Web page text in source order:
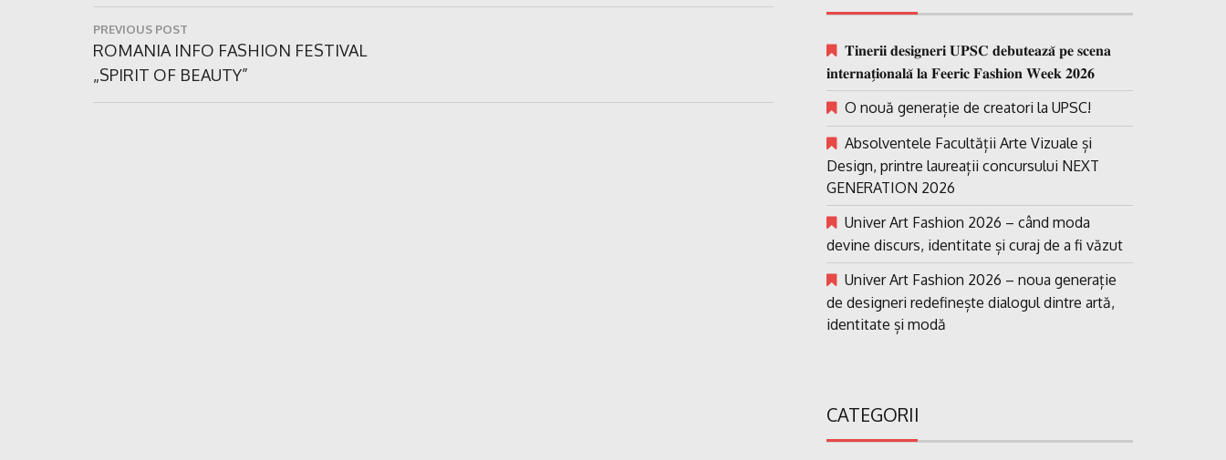
Navigare
în
articole
PREVIOUS POST
Previous
Post:
ROMANIA INFO FASHION FESTIVAL
„SPIRIT OF BEAUTY”
𝐓𝐢𝐧𝐞𝐫𝐢𝐢 𝐝𝐞𝐬𝐢𝐠𝐧𝐞𝐫𝐢 𝐔𝐏𝐒𝐂 𝐝𝐞𝐛𝐮𝐭𝐞𝐚𝐳𝐚̆ 𝐩𝐞 𝐬𝐜𝐞𝐧𝐚
𝐢𝐧𝐭𝐞𝐫𝐧𝐚𝐭̗𝐢𝐨𝐧𝐚𝐥𝐚̆ 𝐥𝐚 𝐅𝐞𝐞𝐫𝐢𝐜 𝐅𝐚𝐬𝐡𝐢𝐨𝐧 𝐖𝐞𝐞𝐤 𝟐𝟎𝟐𝟔
O nouă generație de creatori la UPSC!
Absolventele Facultății Arte Vizuale și
Design, printre laureații concursului NEXT
GENERATION 2026
Univer Art Fashion 2026 – când moda
devine discurs, identitate și curaj de a fi văzut
Univer Art Fashion 2026 – noua generație
de designeri redefinește dialogul dintre artă,
identitate și modă
CATEGORII